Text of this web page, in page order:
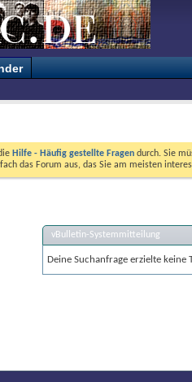
Hilfe - Häufig gestellte Fragen durch. Sie
das Forum aus, das Sie am meisten
vBulletin-Systemmitteilung
Deine Suchanfrage erzielte